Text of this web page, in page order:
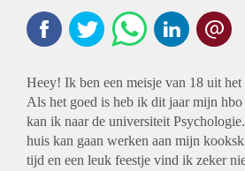
Heey! Ik ben een meisje van 18 uit
Als het goed is heb ik dit jaar mijn hbo
kan ik naar de universiteit
huis kan gaan werken aan mijn
tijd en een leuk feestje vind ik zeker